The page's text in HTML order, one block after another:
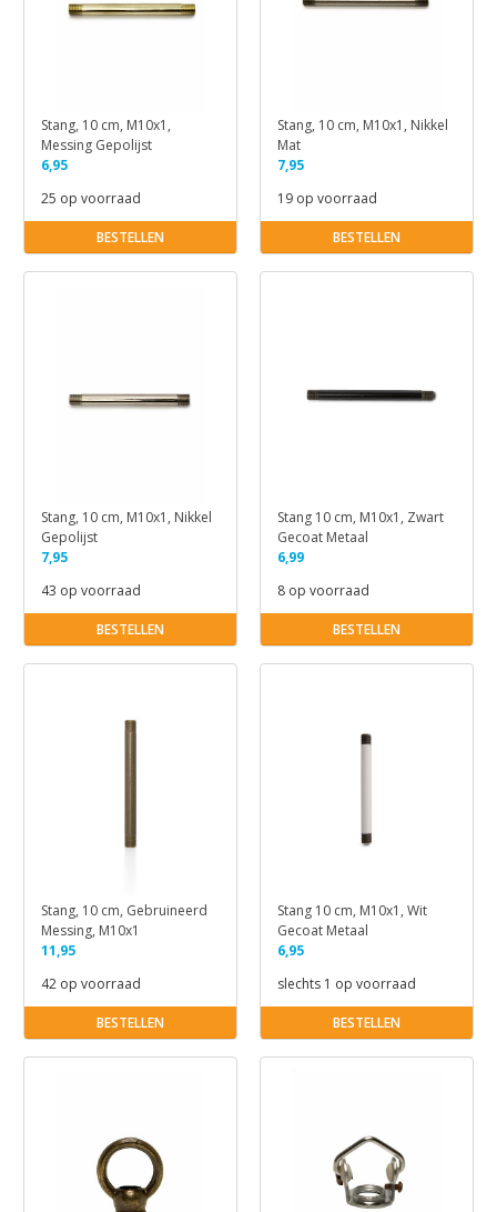
Stang, 10 cm, M10x1,
Messing Gepolijst
6,95
25 op voorraad
BESTELLEN
Stang, 10 cm, M10x1, Nikkel
Mat
7,95
19 op voorraad
BESTELLEN
Stang, 10 cm, M10x1, Nikkel
Gepolijst
7,95
43 op voorraad
BESTELLEN
Stang 10 cm, M10x1, Zwart
Gecoat Metaal
6,99
8 op voorraad
BESTELLEN
Stang, 10 cm, Gebruineerd
Messing, M10x1
11,95
42 op voorraad
BESTELLEN
Stang 10 cm, M10x1, Wit
Gecoat Metaal
6,95
slechts 1 op voorraad
BESTELLEN